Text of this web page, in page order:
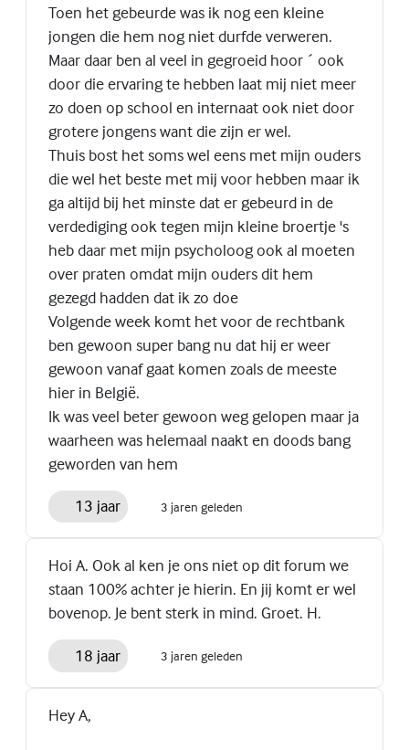
Toen het gebeurde was ik nog een kleine
jongen die hem nog niet durfde verweren.
Maar daar ben al veel in gegroeid hoor ´ ook
door die ervaring te hebben laat mij niet meer
zo doen op school en internaat ook niet door
grotere jongens want die zijn er wel.
Thuis bost het soms wel eens met mijn ouders
die wel het beste met mij voor hebben maar ik
ga altijd bij het minste dat er gebeurd in de
verdediging ook tegen mijn kleine broertje 's
heb daar met mijn psycholoog ook al moeten
over praten omdat mijn ouders dit hem
gezegd hadden dat ik zo doe
Volgende week komt het voor de rechtbank
ben gewoon super bang nu dat hij er weer
gewoon vanaf gaat komen zoals de meeste
hier in België.
Ik was veel beter gewoon weg gelopen maar ja
waarheen was helemaal naakt en doods bang
geworden van hem
13 jaar 3 jaren geleden
Hoi A. Ook al ken je ons niet op dit forum we
staan 100% achter je hierin. En jij komt er wel
bovenop. Je bent sterk in mind. Groet. H.
18 jaar 3 jaren geleden
Hey A,